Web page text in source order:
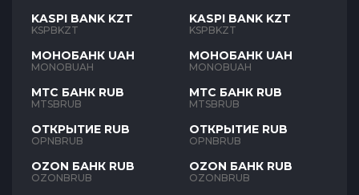
KASPI BANK KZT
KSPBKZT
МОНОБАНК UAH
MONOBUAH
МТС БАНК RUB
MTSBRUB
ОТКРЫТИЕ RUB
OPNBRUB
OZON БАНК RUB
OZONBRUB
KASPI BANK KZT
KSPBKZT
МОНОБАНК UAH
MONOBUAH
МТС БАНК RUB
MTSBRUB
ОТКРЫТИЕ RUB
OPNBRUB
OZON БАНК RUB
OZONBRUB